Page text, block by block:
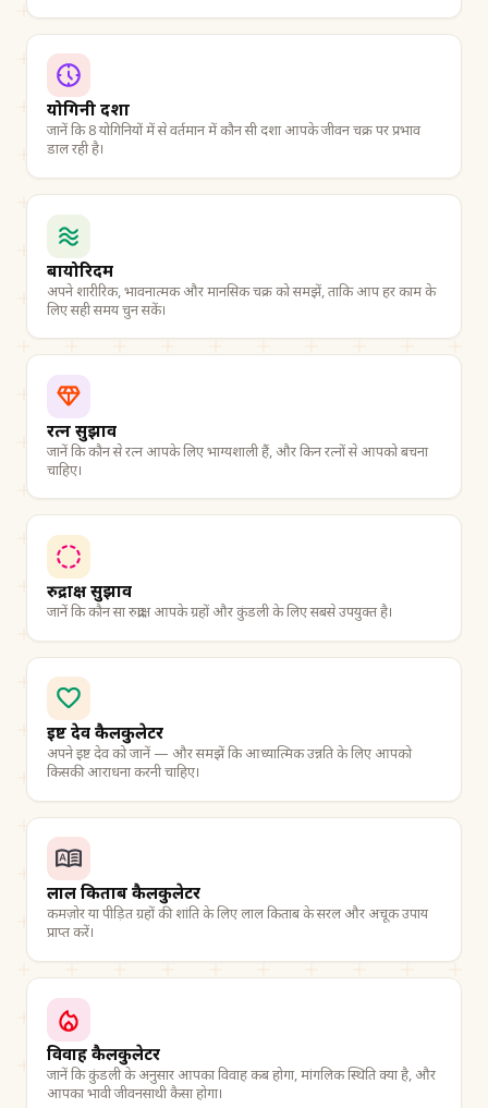
योगिनी दशा
जानें कि 8 योगिनियों में से वर्तमान में कौन सी दशा आपके जीवन चक्र पर प्रभाव
डाल रही है।
बायोरिदम
अपने शारीरिक, भावनात्मक और मानसिक चक्र को समझें, ताकि आप हर काम के
लिए सही समय चुन सकें।
रत्न सुझाव
जानें कि कौन से रत्न आपके लिए भाग्यशाली हैं, और किन रत्नों से आपको बचना
चाहिए।
रुद्राक्ष सुझाव
जानें कि कौन सा रुद्राक्ष आपके ग्रहों और कुंडली के लिए सबसे उपयुक्त है।
इष्ट देव कैलकुलेटर
अपने इष्ट देव को जानें — और समझें कि आध्यात्मिक उन्नति के लिए आपको
किसकी आराधना करनी चाहिए।
लाल किताब कैलकुलेटर
कमज़ोर या पीड़ित ग्रहों की शांति के लिए लाल किताब के सरल और अचूक उपाय
प्राप्त करें।
विवाह कैलकुलेटर
जानें कि कुंडली के अनुसार आपका विवाह कब होगा, मांगलिक स्थिति क्या है, और
आपका भावी जीवनसाथी कैसा होगा।